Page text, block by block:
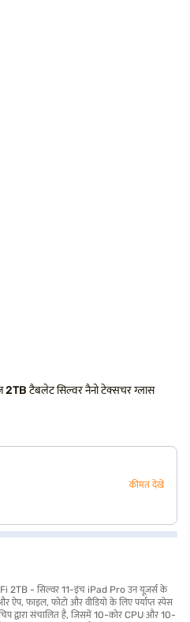
टैबलेट सिल्वर नैनो टेक्सचर ग्लास
कीमत देखें
2TB - सिल्वर 11-इंच iPad Pro उन यूज़र्स के
ऐप, फाइल, फोटो और वीडियो के लिए पर्याप्त स्पेस
द्वारा संचालित है, जिसमें 10-कोर CPU और 10-